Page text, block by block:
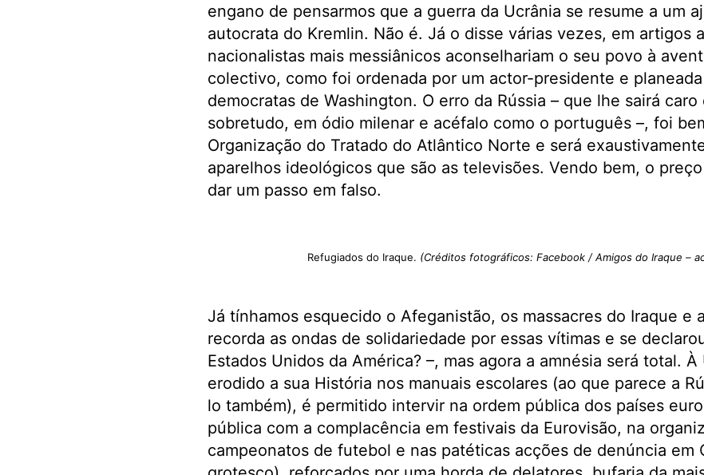
engano de pensarmos que a guerra da Ucrânia se resume a um
autocrata do Kremlin. Não é. Já o disse várias vezes, em artigos
nacionalistas mais messiânicos aconselhariam o seu povo à
colectivo, como foi ordenada por um actor-presidente e
democratas de Washington. O erro da Rússia – que lhe sairá caro
sobretudo, em ódio milenar e acéfalo como o português –, foi
Organização do Tratado do Atlântico Norte e será
aparelhos ideológicos que são as televisões. Vendo bem, o
dar um passo em falso.
Refugiados do Iraque. (Créditos fotográficos: Facebook / Amigos do Iraque –
Já tínhamos esquecido o Afeganistão, os massacres do Iraque e
recorda as ondas de solidariedade por essas vítimas e se
Estados Unidos da América? –, mas agora a amnésia será total.
erodido a sua História nos manuais escolares (ao que parece a
lo também), é permitido intervir na ordem pública dos países
pública com a complacência em festivais da Eurovisão, na
campeonatos de futebol e nas patéticas acções de denúncia em